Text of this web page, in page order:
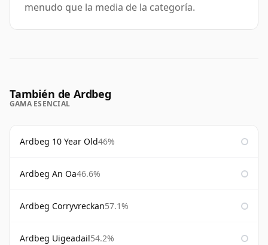
menudo que la media de la categoría.
También de Ardbeg
GAMA ESENCIAL
Ardbeg 10 Year Old46%
Ardbeg An Oa46.6%
Ardbeg Corryvreckan57.1%
Ardbeg Uigeadail54.2%